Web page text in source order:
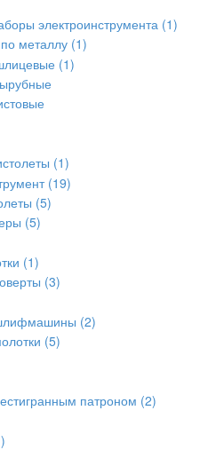
электроинструмента (1)
металлу (1)
(1)
(1)
(19)
(5)
(5)
(1)
(3)
(2)
(5)
патроном (2)